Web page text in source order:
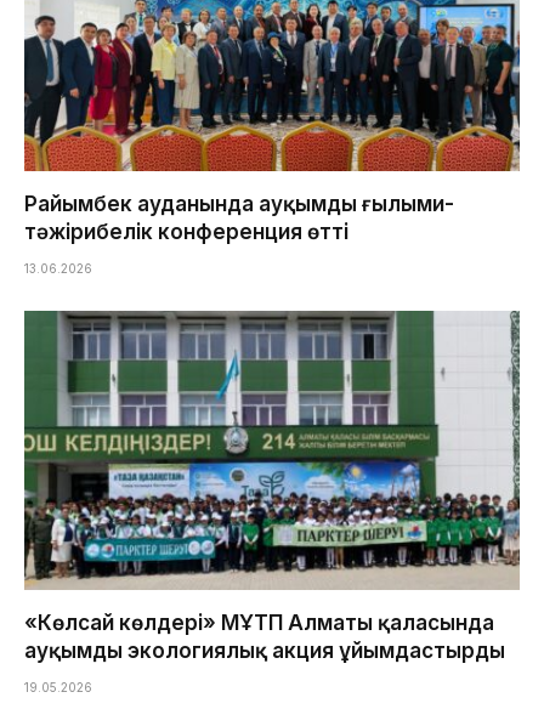
Райымбек ауданында ауқымды ғылыми-
тәжірибелік конференция өтті
13.06.2026
«Көлсай көлдері» МҰТП Алматы қаласында
ауқымды экологиялық акция ұйымдастырды
19.05.2026